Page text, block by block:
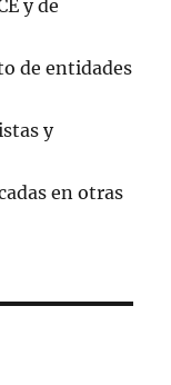
y de
de entidades
y
en otras